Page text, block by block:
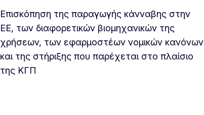
Επισκόπηση της παραγωγής κάνναβης στην
ΕΕ, των διαφορετικών βιομηχανικών της
χρήσεων, των εφαρμοστέων νομικών κανόνων
και της στήριξης που παρέχεται στο πλαίσιο
της ΚΓΠ